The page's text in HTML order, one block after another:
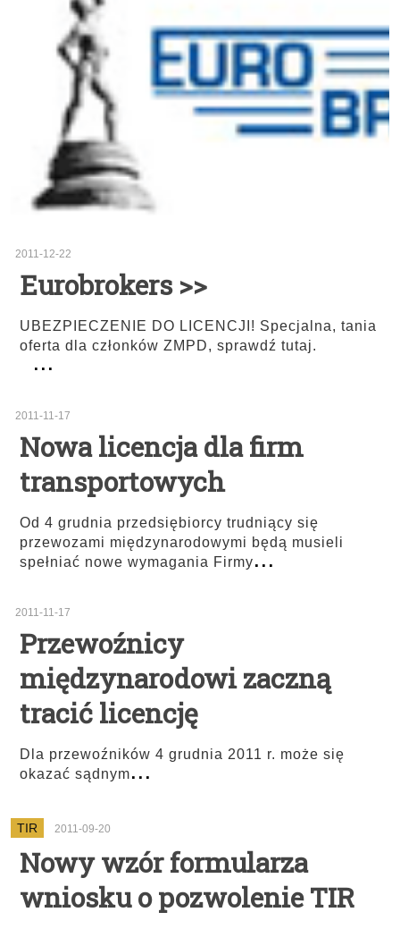
2011-12-22
Eurobrokers >>
UBEZPIECZENIE DO LICENCJI! Specjalna, tania
oferta dla członków ZMPD, sprawdź tutaj.
...
2011-11-17
Nowa licencja dla firm
transportowych
Od 4 grudnia przedsiębiorcy trudniący się
przewozami międzynarodowymi będą musieli
spełniać nowe wymagania Firmy...
2011-11-17
Przewoźnicy
międzynarodowi zaczną
tracić licencję
Dla przewoźników 4 grudnia 2011 r. może się
okazać sądnym...
TIR 2011-09-20
Nowy wzór formularza
wniosku o pozwolenie TIR